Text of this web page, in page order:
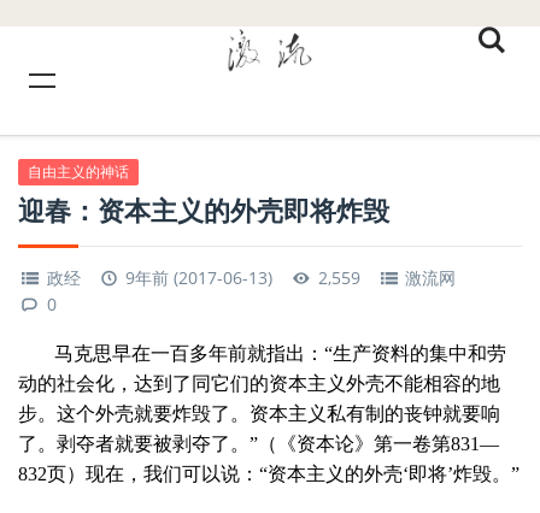
自由主义的神话
迎春：资本主义的外壳即将炸毁
政经 9年前 (2017-06-13) 2,559
激流网
0
马克思早在一百多年前就指出：“生产资料的集中和劳
动的社会化，达到了同它们的资本主义外壳不能相容的地
步。这个外壳就要炸毁了。资本主义私有制的丧钟就要响
了。剥夺者就要被剥夺了。”（《资本论》第一卷第831—
832页）现在，我们可以说：“资本主义的外壳‘即将’炸毁。”